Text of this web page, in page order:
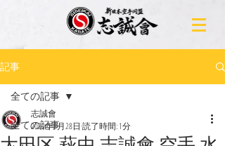
記事
全ての記事
全ての記事
志誠會
2020年8月28日 読了時間: 1分